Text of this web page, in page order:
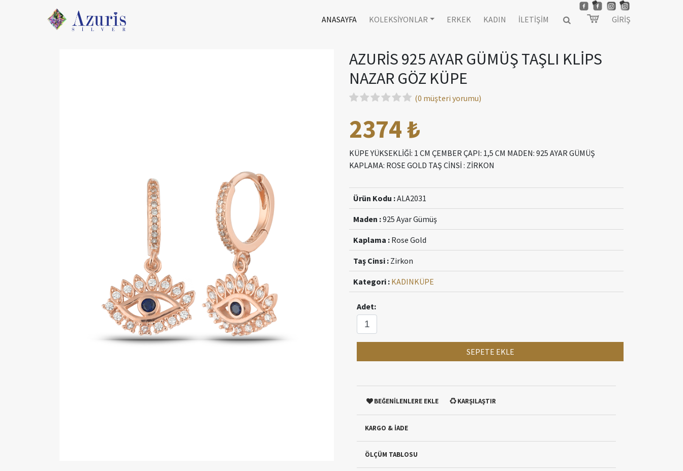
ANASAYFA KOLEKSİYONLAR ERKEK KADIN İLETİŞİM GİRİŞ
AZURİS 925 AYAR GÜMÜŞ TAŞLI KLİPS
NAZAR GÖZ KÜPE
(0 müşteri yorumu)
2374 ₺
KÜPE YÜKSEKLİĞİ: 1 CM ÇEMBER ÇAPI: 1,5 CM MADEN: 925 AYAR GÜMÜŞ
KAPLAMA: ROSE GOLD TAŞ CİNSİ : ZİRKON
Ürün Kodu :ALA2031
Maden :925 Ayar Gümüş
Kaplama : Rose Gold
Taş Cinsi : Zirkon
Kategori : KADINKÜPE
Adet:
SEPETE EKLE
BEĞENİLENLERE EKLE KARŞILAŞTIR
KARGO & İADE
ÖLÇÜM TABLOSU